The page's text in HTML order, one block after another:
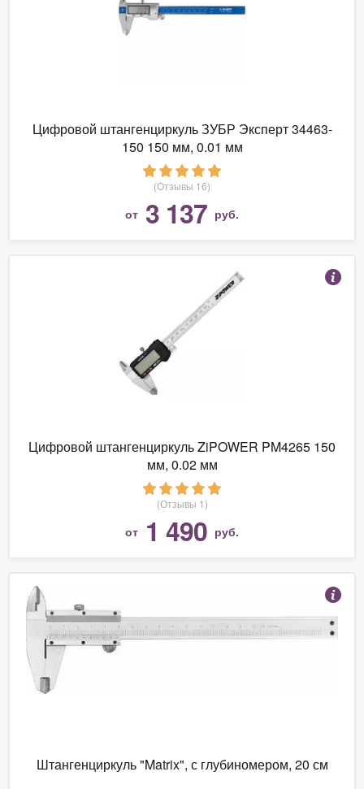
Цифровой штангенциркуль ЗУБР Эксперт 34463-
150 150 мм, 0.01 мм
(Отзывы 16)
от 3 137 руб.
Цифровой штангенциркуль ZiPOWER PM4265 150
мм, 0.02 мм
(Отзывы 1)
от 1 490 руб.
Штангенциркуль "Matrix", с глубиномером, 20 см